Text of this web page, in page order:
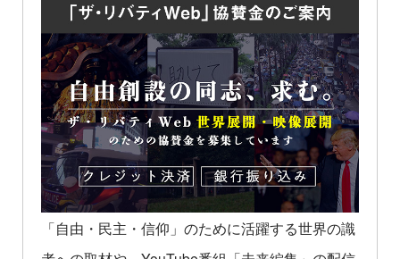
「自由・民主・信仰」のために活躍する世界の識